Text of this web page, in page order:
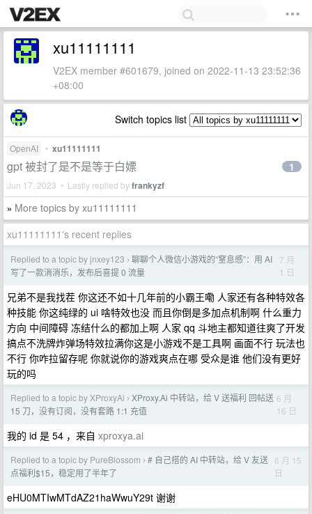
xu11111111
V2EX member #601679, joined on 2022-11-13 23:52:36
+08:00
Switch topics list
OpenAI • xu11111111
gpt 被封了是不是等于白嫖
Jun 17, 2023 • Lastly replied byfrankyzf
1
» More topics by xu11111111
xu11111111's recent replies
Replied to a topic by jnxey123 › 聊聊个人微信小游戏的“窒息感”：用 AI
写了一款消消乐，发布后喜提 0 流量
7 月
1 日
兄弟不是我找茬 你这还不如十几年前的小霸王嘞 人家还有各种特效各
种技能 你这纯绿的 ui 啥特效也没 而且你倒是多加点机制啊 什么重力
方向 中间障碍 冻结什么的都加上啊 人家 qq 斗地主都知道往爽了开发
搞点不洗牌炸弹场特效拉满你这是小游戏不是工具啊 画面不行 玩法也
不行 你咋拉留存呢 你就说你的游戏爽点在哪 受众是谁 他们没有更好
玩的吗
Replied to a topic by XProxyAi › XProxy.Ai 中转站，给 V 送福利 回帖送
15 刀，没有订阅，没有套路 1:1 充值
6 月
16 日
我的 id 是 54 ，来自 xproxya.ai
Replied to a topic by PureBlossom › # 自己搭的 AI 中转站，给 V 友送
点福利$15，稳定用了半年了
6 月 15
日
eHU0MTIwMTdAZ21haWwuY29t 谢谢